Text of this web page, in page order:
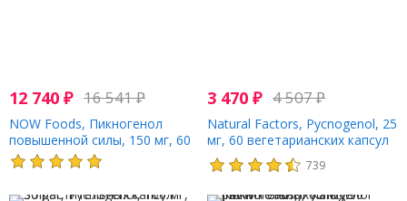
12 740 ₽ 16 541₽
NOW Foods, Пикногенол
повышенной силы, 150 мг, 60
растительных капсул
3 470₽ 4 507₽
Natural Factors, Pycnogenol, 25
мг, 60 вегетарианских капсул
739